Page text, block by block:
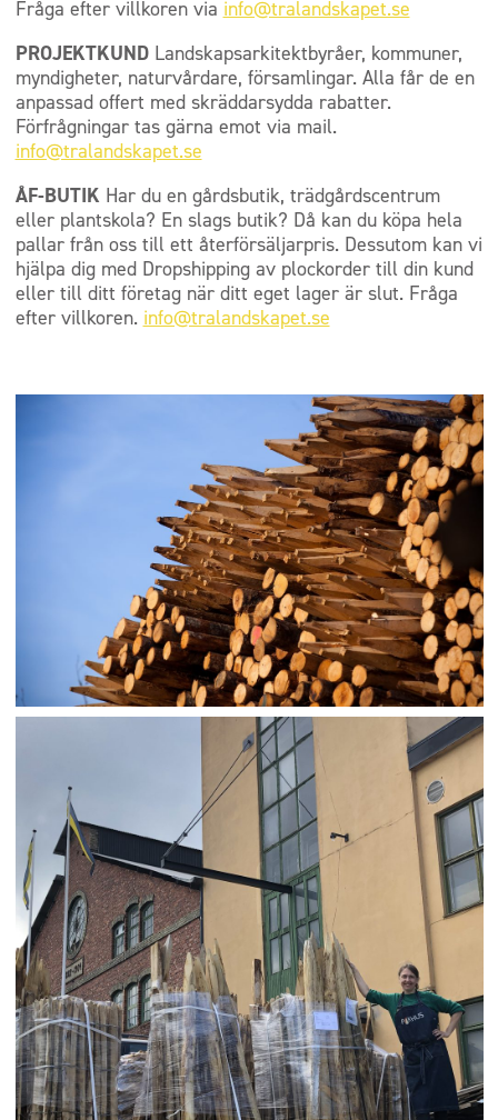
Fråga efter villkoren via info@tralandskapet.se
PROJEKTKUNDLandskapsarkitektbyråer, kommuner,
myndigheter, naturvårdare, församlingar. Alla får de en
anpassad offert med skräddarsydda rabatter.
Förfrågningar tas gärna emot via mail.
info@tralandskapet.se
ÅF-BUTIK Har du en gårdsbutik, trädgårdscentrum
eller plantskola? En slags butik? Då kan du köpa hela
pallar från oss till ett återförsäljarpris. Dessutom kan vi
hjälpa dig med Dropshipping av plockorder till din kund
eller till ditt företag när ditt eget lager är slut. Fråga
efter villkoren. info@tralandskapet.se